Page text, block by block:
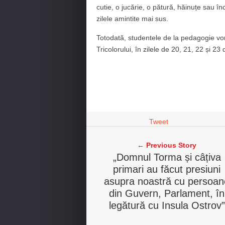
cutie, o jucărie, o pătură, hăinuțe sau
zilele amintite mai sus.
Totodată, studentele de la pedagogie
Tricolorului, în zilele de 20, 21, 22 și 23
Tweet
← Previous Story
„Domnul Torma și câțiva
primari au făcut presiuni
asupra noastră cu
din Guvern, Parlament, în
legătură cu Insula Ostrov”